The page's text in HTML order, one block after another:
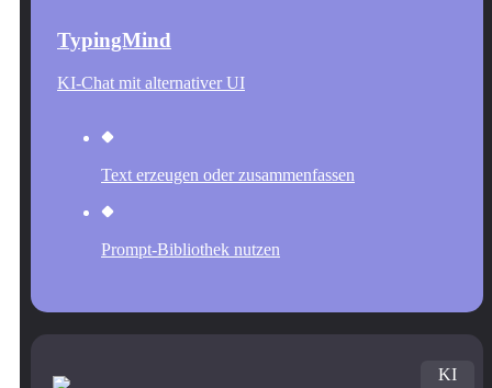
TypingMind
KI-Chat mit alternativer UI
Text erzeugen oder zusammenfassen
Prompt-Bibliothek nutzen
KI